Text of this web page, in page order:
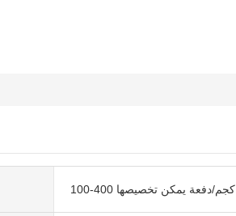
100-400 كجم/دفعة يمكن تخصيصها